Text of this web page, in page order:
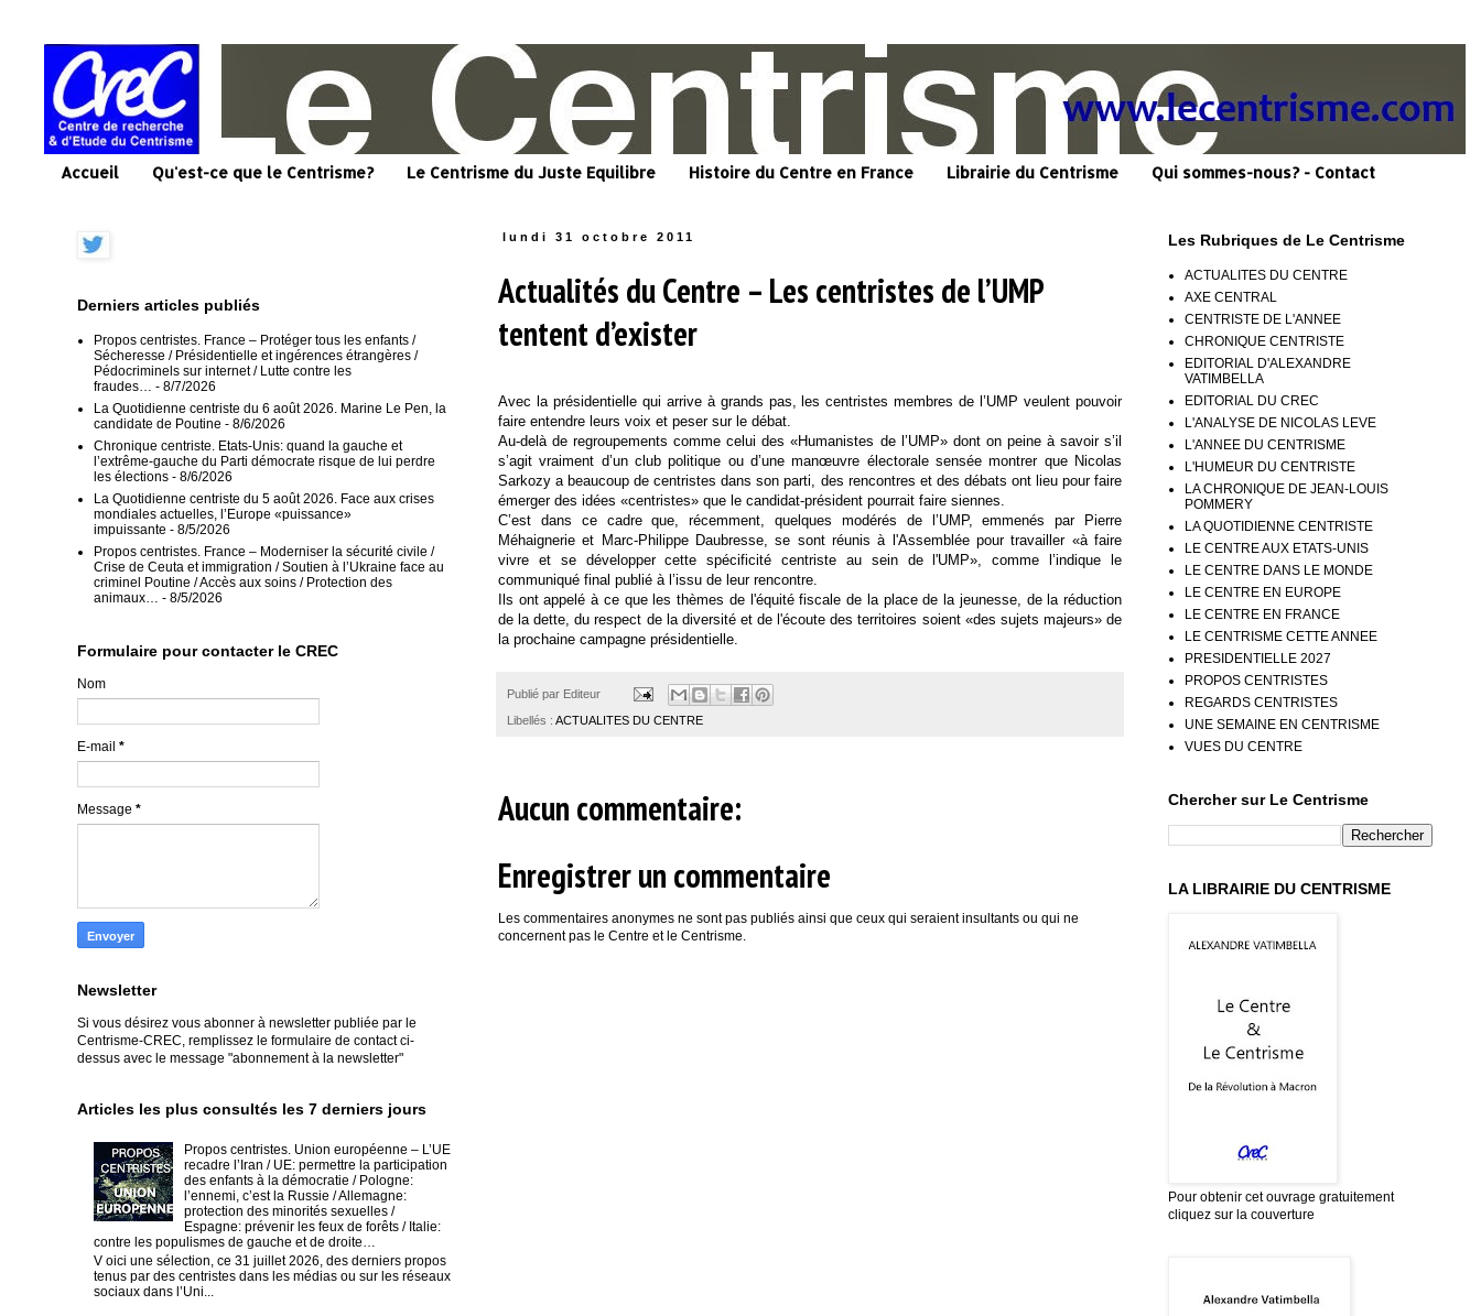
Accueil Qu'est-ce que le Centrisme? Le Centrisme du Juste Equilibre Histoire du Centre en France Librairie du Centrisme Qui sommes-nous? - Contact
lundi 31 octobre 2011
Actualités du Centre – Les centristes de l’UMP
tentent d’exister
Avec la présidentielle qui arrive à grands pas, les centristes membres de l’UMP veulent pouvoir
faire entendre leurs voix et peser sur le débat.
Au-delà de regroupements comme celui des «Humanistes de l’UMP» dont on peine à savoir s’il
s’agit vraiment d’un club politique ou d’une manœuvre électorale sensée montrer que Nicolas
Sarkozy a beaucoup de centristes dans son parti, des rencontres et des débats ont lieu pour faire
émerger des idées «centristes» que le candidat-président pourrait faire siennes.
C’est dans ce cadre que, récemment, quelques modérés de l’UMP, emmenés par Pierre
Méhaignerie et Marc-Philippe Daubresse, se sont réunis à l'Assemblée pour travailler «à faire
vivre et se développer cette spécificité centriste au sein de l'UMP», comme l’indique le
communiqué final publié à l’issu de leur rencontre.
Ils ont appelé à ce que les thèmes de l'équité fiscale de la place de la jeunesse, de la réduction
de la dette, du respect de la diversité et de l'écoute des territoires soient «des sujets majeurs» de
la prochaine campagne présidentielle.
Publié par Editeur
Libellés : ACTUALITES DU CENTRE
Aucun commentaire:
Enregistrer un commentaire
Les commentaires anonymes ne sont pas publiés ainsi que ceux qui seraient insultants ou qui ne
concernent pas le Centre et le Centrisme.
Derniers articles publiés
Propos centristes. France – Protéger tous les enfants /
Sécheresse / Présidentielle et ingérences étrangères /
Pédocriminels sur internet / Lutte contre les
fraudes…
- 8/7/2026
La Quotidienne centriste du 6 août 2026. Marine Le Pen, la
candidate de Poutine - 8/6/2026
Chronique centriste. Etats-Unis: quand la gauche et
l’extrême-gauche du Parti démocrate risque de lui perdre
les élections - 8/6/2026
La Quotidienne centriste du 5 août 2026. Face aux crises
mondiales actuelles, l’Europe «puissance»
impuissante - 8/5/2026
Propos centristes. France – Moderniser la sécurité civile /
Crise de Ceuta et immigration / Soutien à l’Ukraine face au
criminel Poutine / Accès aux soins / Protection des
animaux…
- 8/5/2026
Formulaire pour contacter le CREC
Nom
E-mail *
Message *
Newsletter
Si vous désirez vous abonner à newsletter publiée par le
Centrisme-CREC, remplissez le formulaire de contact ci-
dessus avec le message "abonnement à la newsletter"
Articles les plus consultés les 7 derniers jours
Propos centristes. Union européenne – L’UE
recadre l’Iran / UE: permettre la participation
des enfants à la démocratie / Pologne:
l’ennemi, c’est la Russie / Allemagne:
protection des minorités sexuelles /
Espagne: prévenir les feux de forêts / Italie:
contre les populismes de gauche et de droite…
V oici une sélection, ce 31 juillet 2026, des derniers propos
tenus par des centristes dans les médias ou sur les réseaux
sociaux dans l’Uni...
Les Rubriques de Le Centrisme
ACTUALITES DU CENTRE
AXE CENTRAL
CENTRISTE DE L'ANNEE
CHRONIQUE CENTRISTE
EDITORIAL D'ALEXANDRE
VATIMBELLA
EDITORIAL DU CREC
L'ANALYSE DE NICOLAS LEVE
L'ANNEE DU CENTRISME
L'HUMEUR DU CENTRISTE
LA CHRONIQUE DE JEAN-LOUIS
POMMERY
LA QUOTIDIENNE CENTRISTE
LE CENTRE AUX ETATS-UNIS
LE CENTRE DANS LE MONDE
LE CENTRE EN EUROPE
LE CENTRE EN FRANCE
LE CENTRISME CETTE ANNEE
PRESIDENTIELLE 2027
PROPOS CENTRISTES
REGARDS CENTRISTES
UNE SEMAINE EN CENTRISME
VUES DU CENTRE
Chercher sur Le Centrisme
LA LIBRAIRIE DU CENTRISME
Pour obtenir cet ouvrage gratuitement
cliquez sur la couverture